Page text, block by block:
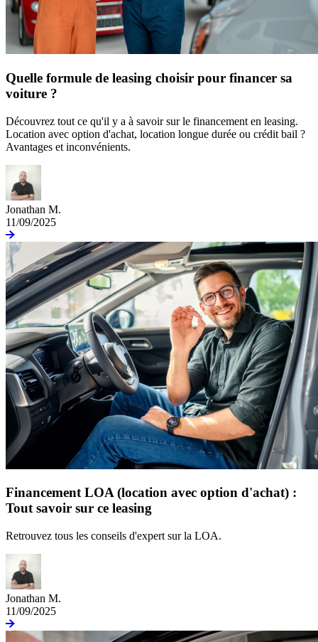
Quelle formule de leasing choisir pour financer sa
voiture ?
Découvrez tout ce qu'il y a à savoir sur le financement en leasing.
Location avec option d'achat, location longue durée ou crédit bail ?
Avantages et inconvénients.
Jonathan M.
11/09/2025
Financement LOA (location avec option d'achat) :
Tout savoir sur ce leasing
Retrouvez tous les conseils d'expert sur la LOA.
Jonathan M.
11/09/2025